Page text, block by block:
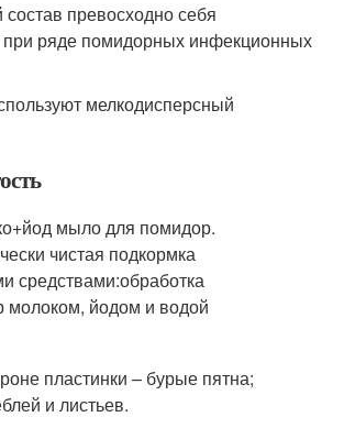
превосходно себя
ряде помидорных инфекционных
мелкодисперсный
пластинки – бурые пятна;
и листьев.